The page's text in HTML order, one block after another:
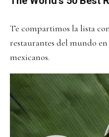
Te compartimos la lista
restaurantes del mundo
mexicanos.